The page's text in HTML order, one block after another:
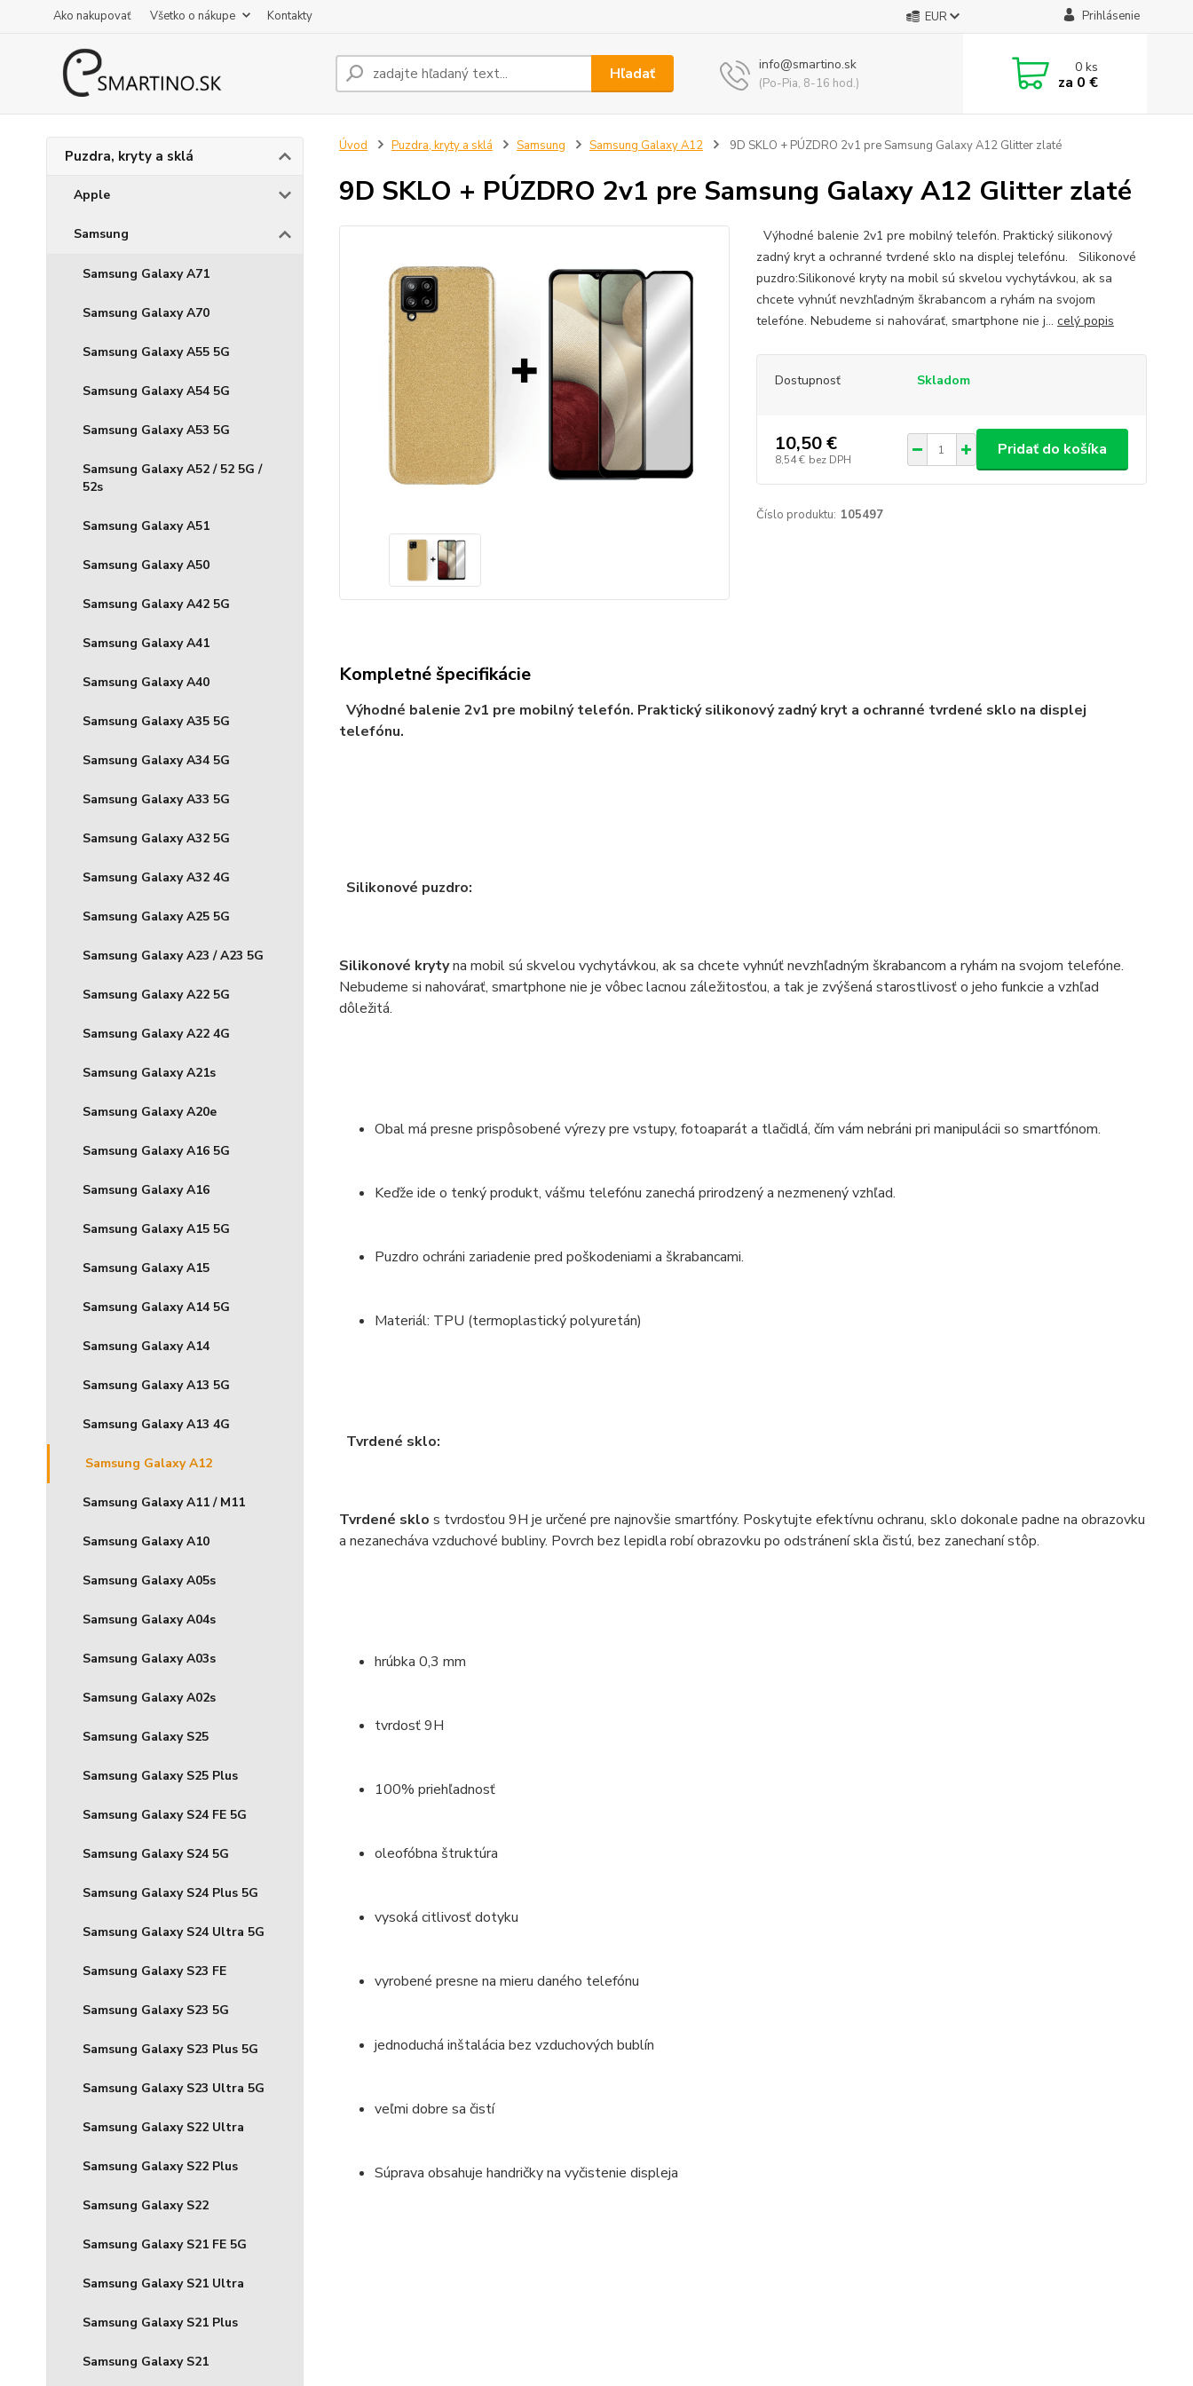
Ako nakupovať Všetko o nákupe Kontakty EUR Prihlásenie
Hľadať info@smartino.sk
(Po-Pia, 8-16 hod.)
0ks
za 0 €
Puzdra, kryty a sklá
Apple
Samsung
Samsung Galaxy A71
Samsung Galaxy A70
Samsung Galaxy A55 5G
Samsung Galaxy A54 5G
Samsung Galaxy A53 5G
Samsung Galaxy A52 / 52 5G /
52s
Samsung Galaxy A51
Samsung Galaxy A50
Samsung Galaxy A42 5G
Samsung Galaxy A41
Samsung Galaxy A40
Samsung Galaxy A35 5G
Samsung Galaxy A34 5G
Samsung Galaxy A33 5G
Samsung Galaxy A32 5G
Samsung Galaxy A32 4G
Samsung Galaxy A25 5G
Samsung Galaxy A23 / A23 5G
Samsung Galaxy A22 5G
Samsung Galaxy A22 4G
Samsung Galaxy A21s
Samsung Galaxy A20e
Samsung Galaxy A16 5G
Samsung Galaxy A16
Samsung Galaxy A15 5G
Samsung Galaxy A15
Samsung Galaxy A14 5G
Samsung Galaxy A14
Samsung Galaxy A13 5G
Samsung Galaxy A13 4G
Samsung Galaxy A12
Samsung Galaxy A11 / M11
Samsung Galaxy A10
Samsung Galaxy A05s
Samsung Galaxy A04s
Samsung Galaxy A03s
Samsung Galaxy A02s
Samsung Galaxy S25
Samsung Galaxy S25 Plus
Samsung Galaxy S24 FE 5G
Samsung Galaxy S24 5G
Samsung Galaxy S24 Plus 5G
Samsung Galaxy S24 Ultra 5G
Samsung Galaxy S23 FE
Samsung Galaxy S23 5G
Samsung Galaxy S23 Plus 5G
Samsung Galaxy S23 Ultra 5G
Samsung Galaxy S22 Ultra
Samsung Galaxy S22 Plus
Samsung Galaxy S22
Samsung Galaxy S21 FE 5G
Samsung Galaxy S21 Ultra
Samsung Galaxy S21 Plus
Samsung Galaxy S21
Úvod Puzdra, kryty a sklá Samsung Samsung Galaxy A12 9D SKLO + PÚZDRO 2v1 pre Samsung Galaxy A12 Glitter zlaté
9D SKLO + PÚZDRO 2v1 pre Samsung Galaxy A12 Glitter zlaté
Výhodné balenie 2v1 pre mobilný telefón. Praktický silikonový
zadný kryt a ochranné tvrdené sklo na displej telefónu. Silikonové
puzdro:Silikonové kryty na mobil sú skvelou vychytávkou, ak sa
chcete vyhnúť nevzhľadným škrabancom a ryhám na svojom
telefóne. Nebudeme si nahovárať, smartphone nie j... celý popis
Dostupnosť Skladom
10,50 €
8,54 € bez DPH
Pridať do košíka
Číslo produktu: 105497
Kompletné špecifikácie
Výhodné balenie 2v1 pre mobilný telefón. Praktický silikonový zadný kryt a ochranné tvrdené sklo na displej
telefónu.
Silikonové puzdro:
Silikonové krytyna mobil sú skvelou vychytávkou, ak sa chcete vyhnúť nevzhľadným škrabancom a ryhám na svojom telefóne.
Nebudeme si nahovárať, smartphone nie je vôbec lacnou záležitosťou, a tak je zvýšená starostlivosť o jeho funkcie a vzhľad
dôležitá.
Obal má presne prispôsobené výrezy pre vstupy, fotoaparát a tlačidlá, čím vám nebráni pri manipulácii so smartfónom.
Keďže ide o tenký produkt, vášmu telefónu zanechá prirodzený a nezmenený vzhľad.
Puzdro ochráni zariadenie pred poškodeniami a škrabancami.
Materiál: TPU (termoplastický polyuretán)
Tvrdené sklo:
Tvrdené sklo s tvrdosťou 9H je určené pre najnovšie smartfóny. Poskytujte efektívnu ochranu, sklo dokonale padne na obrazovku
a nezanecháva vzduchové bubliny. Povrch bez lepidla robí obrazovku po odstránení skla čistú, bez zanechaní stôp.
hrúbka 0,3 mm
tvrdosť 9H
100% priehľadnosť
oleofóbna štruktúra
vysoká citlivosť dotyku
vyrobené presne na mieru daného telefónu
jednoduchá inštalácia bez vzduchových bublín
veľmi dobre sa čistí
Súprava obsahuje handričky na vyčistenie displeja